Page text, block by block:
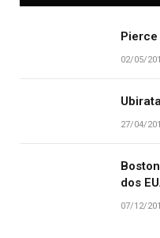
02/05/
27/04/
dos
07/12/